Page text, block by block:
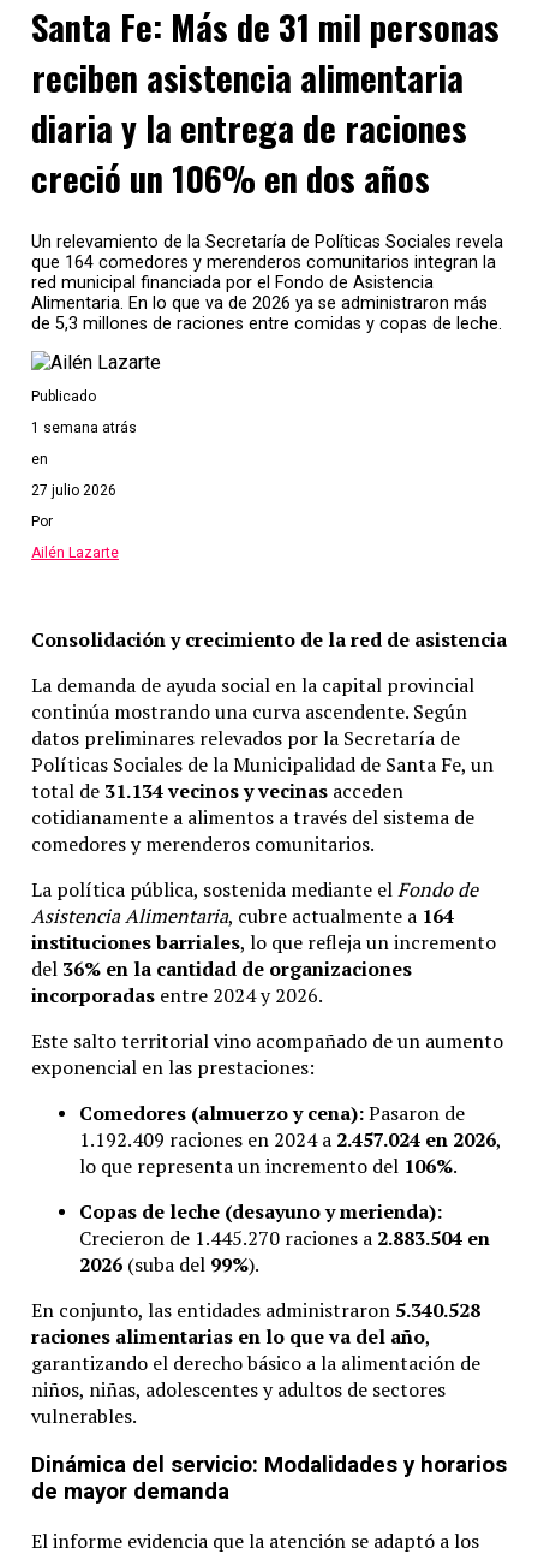
protocolo de trabajo hacia el futuro. Además
obras sociales para abordar la atención de pacientes post
El video, que no es ni más ni menos que un editado de
profesionales posando sin ropa portando carteles con
síntesis pide la urgente intervención del estado y no
Temas relacionados:
Con manifestación en el Monumento, gimnasios piden abrir:
Santa Fe: Más de 31 mil personas
reciben asistencia alimentaria
diaria y la entrega de raciones
creció un 106% en dos años
Un relevamiento de la Secretaría de Políticas Sociales revela
que 164 comedores y merenderos comunitarios integran la
red municipal financiada por el Fondo de Asistencia
Alimentaria. En lo que va de 2026 ya se administraron más
de 5,3 millones de raciones entre comidas y copas de leche.
Publicado
1 semana atrás
en
27 julio 2026
Por
Ailén Lazarte
Consolidación y crecimiento de la red de asistencia
La demanda de ayuda social en la capital provincial
continúa mostrando una curva ascendente. Según
datos preliminares relevados por la Secretaría de
Políticas Sociales de la Municipalidad de Santa Fe, un
total de 31.134 vecinos y vecinasacceden
cotidianamente a alimentos a través del sistema de
comedores y merenderos comunitarios.
La política pública, sostenida mediante elFondo de
Asistencia Alimentaria, cubre actualmente a 164
instituciones barriales, lo que refleja un incremento
del 36% en la cantidad de organizaciones
incorporadasentre 2024 y 2026.
Este salto territorial vino acompañado de un aumento
exponencial en las prestaciones:
Comedores (almuerzo y cena):Pasaron de
1.192.409 raciones en 2024 a 2.457.024 en 2026,
lo que representa un incremento del 106%.
Copas de leche (desayuno y merienda):
Crecieron de 1.445.270 raciones a 2.883.504 en
2026(suba del 99%).
En conjunto, las entidades administraron 5.340.528
raciones alimentarias en lo que va del año,
garantizando el derecho básico a la alimentación de
niños, niñas, adolescentes y adultos de sectores
vulnerables.
Dinámica del servicio: Modalidades y horarios
de mayor demanda
El informe evidencia que la atención se adaptó a los